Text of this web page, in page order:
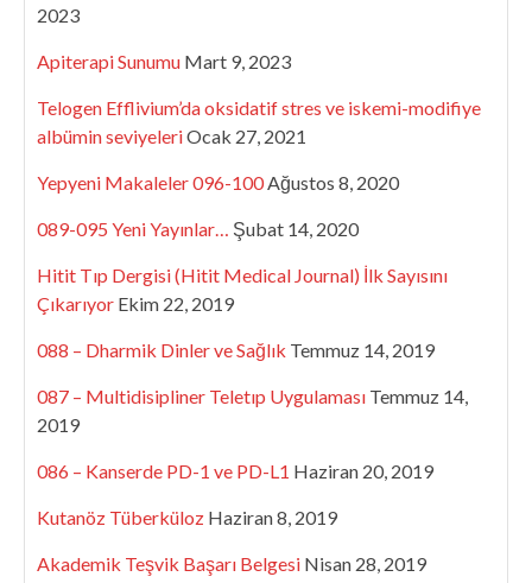
2023
Apiterapi Sunumu Mart 9, 2023
Telogen Efflivium’da oksidatif stres ve iskemi-modifiye
albümin seviyeleriOcak 27, 2021
Yepyeni Makaleler 096-100Ağustos 8, 2020
089-095 Yeni Yayınlar… Şubat 14, 2020
Hitit Tıp Dergisi (Hitit Medical Journal) İlk Sayısını
Çıkarıyor Ekim 22, 2019
088 – Dharmik Dinler ve Sağlık Temmuz 14, 2019
087 – Multidisipliner Teletıp Uygulaması Temmuz 14,
2019
086 – Kanserde PD-1 ve PD-L1 Haziran 20, 2019
Kutanöz Tüberküloz Haziran 8, 2019
Akademik Teşvik Başarı Belgesi Nisan 28, 2019